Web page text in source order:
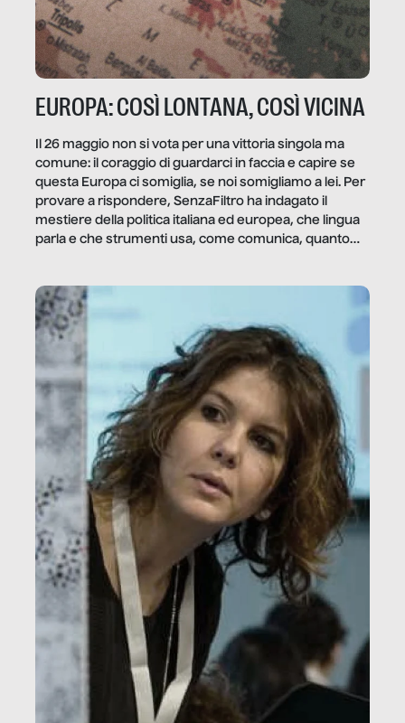
EUROPA: COSÌ LONTANA, COSÌ VICINA
Il 26 maggio non si vota per una vittoria singola ma
comune: il coraggio di guardarci in faccia e capire se
questa Europa ci somiglia, se noi somigliamo a lei. Per
provare a rispondere, SenzaFiltro ha indagato il
mestiere della politica italiana ed europea, che lingua
parla e che strumenti usa, come comunica, quanto